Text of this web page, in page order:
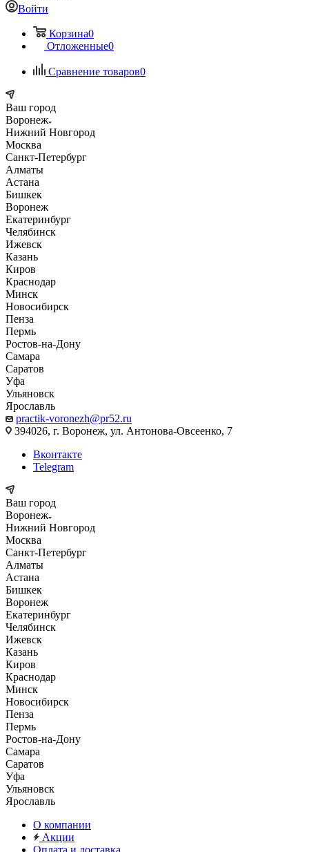
Войти
Корзина0
Отложенные0
Сравнение товаров0
Ваш город
Воронеж
Нижний Новгород
Москва
Санкт-Петербург
Алматы
Астана
Бишкек
Воронеж
Екатеринбург
Челябинск
Ижевск
Казань
Киров
Краснодар
Минск
Новосибирск
Пенза
Пермь
Ростов-на-Дону
Самара
Саратов
Уфа
Ульяновск
Ярославль
practik-voronezh@pr52.ru
394026, г. Воронеж, ул. Антонова-Овсеенко, 7
Вконтакте
Telegram
Ваш город
Воронеж
Нижний Новгород
Москва
Санкт-Петербург
Алматы
Астана
Бишкек
Воронеж
Екатеринбург
Челябинск
Ижевск
Казань
Киров
Краснодар
Минск
Новосибирск
Пенза
Пермь
Ростов-на-Дону
Самара
Саратов
Уфа
Ульяновск
Ярославль
О компании
Акции
Оплата и доставка